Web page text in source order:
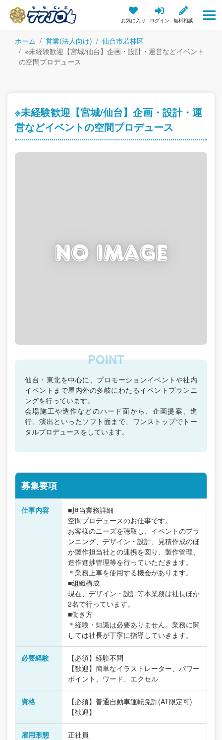
お気に入り ログイン 無料相談
ホーム 営業(法人向け)
仙台市若林区
※未経験歓迎【宮城/仙台】企画・設計・運営などイベント
の空間プロデュース
※未経験歓迎【宮城/仙台】企画・設計・運
営などイベントの空間プロデュース
仙台・東北を中心に、プロモーションイベントや社内
イベントまで屋内外の多岐にわたるイベントプランニ
ングを行っています。
会場施工や造作などのハード面から、企画提案、進
行、演出といったソフト面まで、ワンストップでトー
タルプロデュースをしています。
募集要項
仕事内容
■担当業務詳細
空間プロデュースのお仕事です。
お客様のニーズを聴取し、イベントのプラ
ンニング、デザイン・設計、見積作成のほ
か製作担当社との連携を図り、製作管理、
造作進捗管理等を行っていただきます。
＊業務上車を使用する機会があります。
■組織構成
現在、デザイン・設計等本業務は社長ほか
2名で行っています。
■働き方
＊経験・知識は必要ありません。業務に関
しては社長が丁寧に指導していきます。
必要経験
【必須】経験不問
【歓迎】簡単なイラストレーター、パワー
ポイント、ワード、エクセル
資格
【必須】普通自動車運転免許(AT限定可)
【歓迎】
雇用形態 正社員